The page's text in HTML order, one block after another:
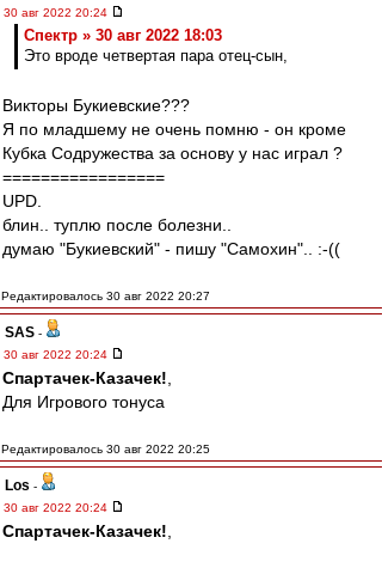
30 авг 2022 20:24
Спектр » 30 авг 2022 18:03
Это вроде четвертая пара отец-сын,
Викторы Букиевские???
Я по младшему не очень помню - он кроме
Кубка Содружества за основу у нас играл ?
=================
UPD.
блин.. туплю после болезни..
думаю "Букиевский" - пишу "Самохин".. :-((
Редактировалось 30 авг 2022 20:27
SAS -
30 авг 2022 20:24
Спартачек-Казачек!
Для Игрового тонуса
Редактировалось 30 авг 2022 20:25
Los -
30 авг 2022 20:24
Спартачек-Казачек!